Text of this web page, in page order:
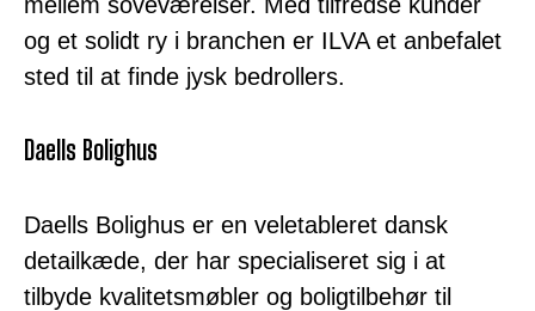
og et solidt ry i branchen er ILVA et anbefalet
sted til at finde jysk bedrollers.
Daells Bolighus
Daells Bolighus er en veletableret dansk
detailkæde, der har specialiseret sig i at
tilbyde kvalitetsmøbler og boligtilbehør til